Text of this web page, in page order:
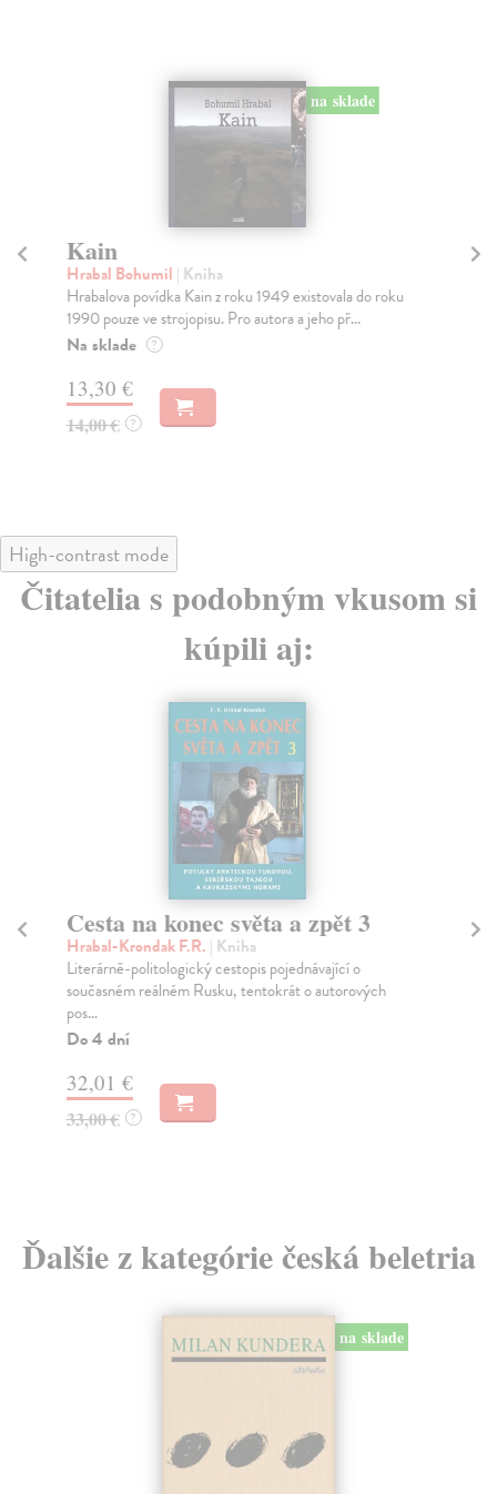
na sklade
Kain
Hrabal Bohumil | Kniha
Hrabalova povídka Kain z roku 1949 existovala do roku
1990 pouze ve strojopisu. Pro autora a jeho př...
Na sklade ?
13,30 €
14,00 € ?
High-contrast mode
Čitatelia s podobným vkusom si
kúpili aj:
Cesta na konec světa a zpět 3
Hrabal-Krondak F.R. | Kniha
Literárně-politologický cestopis pojednávající o
současném reálném Rusku, tentokrát o autorových
pos...
Do 4 dní
32,01 €
33,00 € ?
Ďalšie z kategórie česká beletria
na sklade